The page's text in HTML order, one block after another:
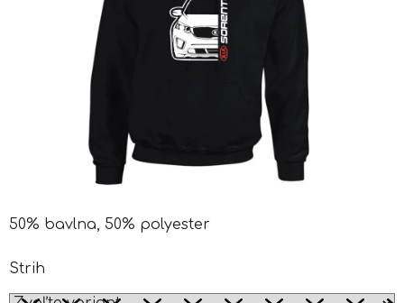
50% bavlna, 50% polyester
Strih